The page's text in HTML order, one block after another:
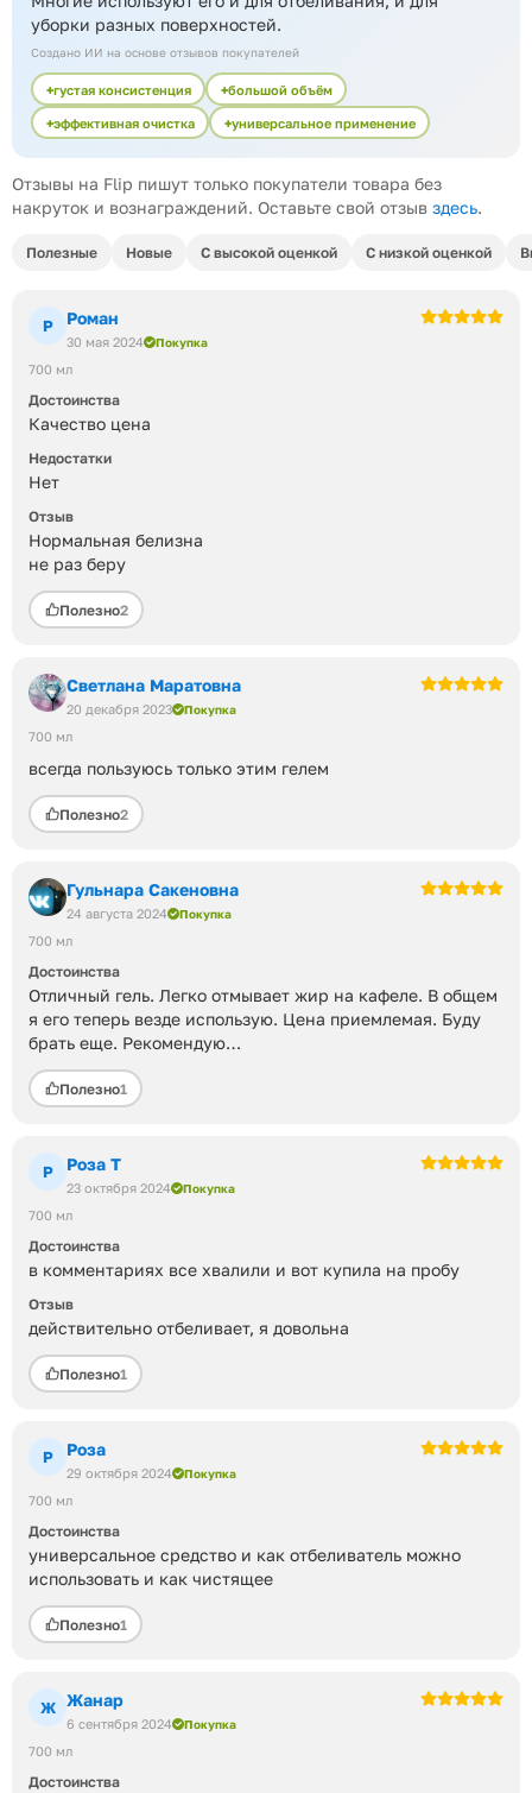
уборки разных поверхностей.
Создано ИИ на основе отзывов покупателей
густая консистенция большой объём
эффективная очистка универсальное применение
Отзывы на Flip пишут только покупатели товара без
накруток и вознаграждений. Оставьте свой отзыв здесь.
Полезные Новые С высокой оценкой С низкой оценкой
Р Роман
30 мая 2024 Покупка
700 мл
Достоинства
Качество цена
Недостатки
Нет
Отзыв
Нормальная белизна
не раз беру
Полезно2
Светлана Маратовна
20 декабря 2023 Покупка
700 мл
всегда пользуюсь только этим гелем
Полезно2
Гульнара Сакеновна
24 августа 2024 Покупка
700 мл
Достоинства
Отличный гель. Легко отмывает жир на кафеле. В общем
я его теперь везде использую. Цена приемлемая. Буду
брать еще. Рекомендую
Большое спасибо.
Полезно1
Р Роза Т
23 октября 2024 Покупка
700 мл
Достоинства
в комментариях все хвалили и вот купила на пробу
Отзыв
действительно отбеливает, я довольна
Полезно1
Р Роза
29 октября 2024 Покупка
700 мл
Достоинства
универсальное средство и как отбеливатель можно
использовать и как чистящее
Полезно1
Ж Жанар
6 сентября 2024 Покупка
700 мл
Достоинства